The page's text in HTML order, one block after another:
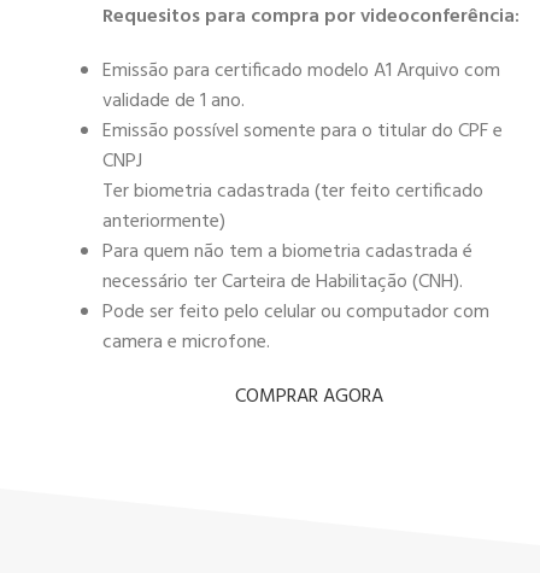
Requesitos para compra por videoconferência:
Emissão para certificado modelo A1 Arquivo com
validade de 1 ano.
Emissão possível somente para o titular do CPF e
CNPJ
Ter biometria cadastrada (ter feito certificado
anteriormente)
Para quem não tem a biometria cadastrada é
necessário ter Carteira de Habilitação (CNH).
Pode ser feito pelo celular ou computador com
camera e microfone.
COMPRAR AGORA